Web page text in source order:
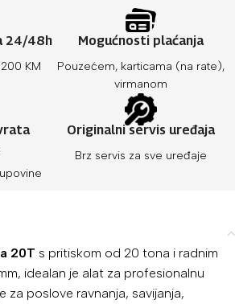
24/48h
KM
Mogućnosti plaćanja
Pouzećem, karticama (na rate),
virmanom
Originalni servis uređaja
Brz servis za sve uređaje
20T s pritiskom od 20 tona i radnim
idealan je alat za profesionalnu
za poslove ravnanja, savijanja,